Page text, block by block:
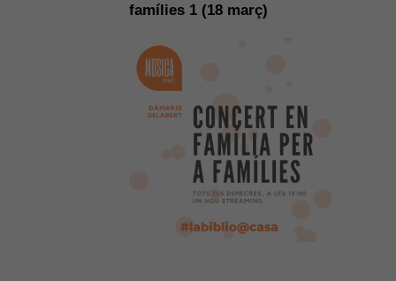
famílies 1 (18 març)